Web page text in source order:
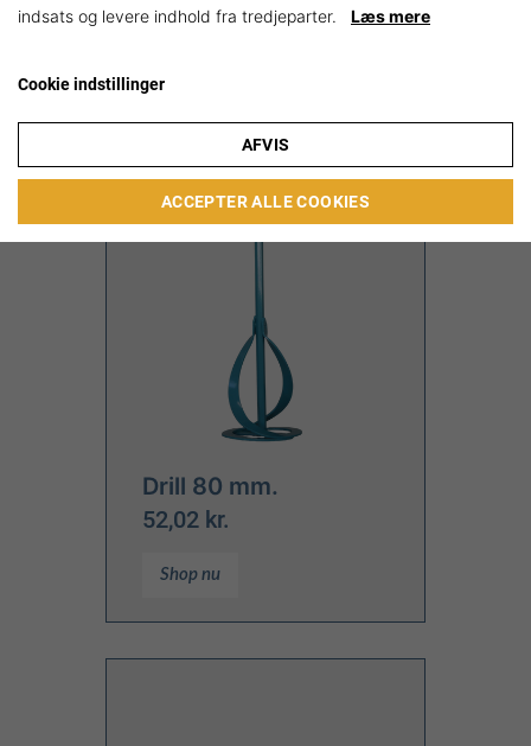
Drill 80 mm.
52,02 kr.
Shop nu
indsats og levere indhold fra tredjeparter. Læs mere
Cookie indstillinger
AFVIS
ACCEPTER ALLE COOKIES